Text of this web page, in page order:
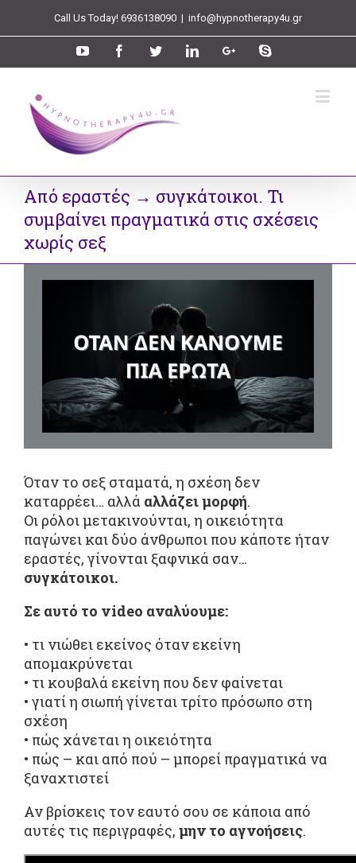
Call Us Today! 6936138090 | info@hypnotherapy4u.gr
Από εραστές → συγκάτοικοι. Τι
συμβαίνει πραγματικά στις σχέσεις
χωρίς σεξ
Όταν το σεξ σταματά, η σχέση δεν
καταρρέει… αλλά αλλάζει μορφή.
Οι ρόλοι μετακινούνται, η οικειότητα
παγώνει και δύο άνθρωποι που κάποτε ήταν
εραστές, γίνονται ξαφνικά σαν…
συγκάτοικοι.
Σε αυτό το video αναλύουμε:
• τι νιώθει εκείνος όταν εκείνη
απομακρύνεται
• τι κουβαλά εκείνη που δεν φαίνεται
• γιατί η σιωπή γίνεται τρίτο πρόσωπο στη
σχέση
• πώς χάνεται η οικειότητα
• πώς – και από πού – μπορεί πραγματικά να
ξαναχτιστεί
Αν βρίσκεις τον εαυτό σου σε κάποια από
αυτές τις περιγραφές, μην το αγνοήσεις.